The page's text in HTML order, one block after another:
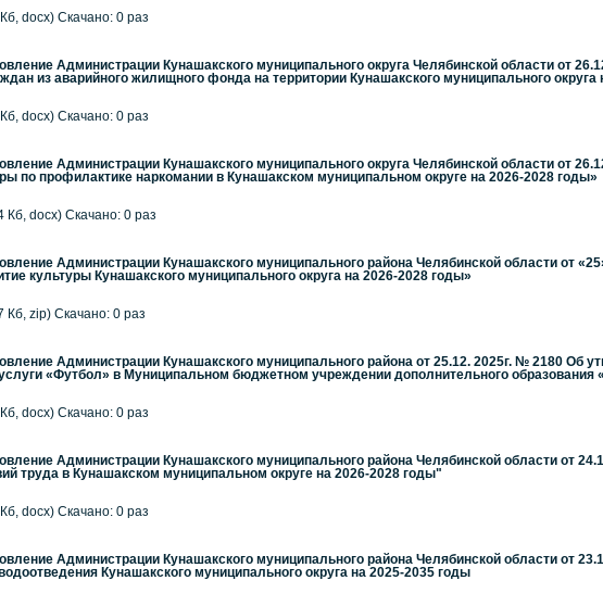
docx) Скачано: 0 раз
Администрации Кунашакского муниципального округа Челябинской области от
из аварийного жилищного фонда на территории Кунашакского муниципального округа
docx) Скачано: 0 раз
Администрации Кунашакского муниципального округа Челябинской области от
по профилактике наркомании в Кунашакском муниципальном округе на 2026-2028 годы»
Кб, docx) Скачано: 0 раз
Администрации Кунашакского муниципального района Челябинской области от
культуры Кунашакского муниципального округа на 2026-2028 годы»
Кб, zip) Скачано: 0 раз
Администрации Кунашакского муниципального района от 25.12. 2025г. № 2180 Об
«Футбол» в Муниципальном бюджетном учреждении дополнительного образования
docx) Скачано: 0 раз
Администрации Кунашакского муниципального района Челябинской области от
труда в Кунашакском муниципальном округе на 2026-2028 годы"
docx) Скачано: 0 раз
Администрации Кунашакского муниципального района Челябинской области от
Кунашакского муниципального округа на 2025-2035 годы